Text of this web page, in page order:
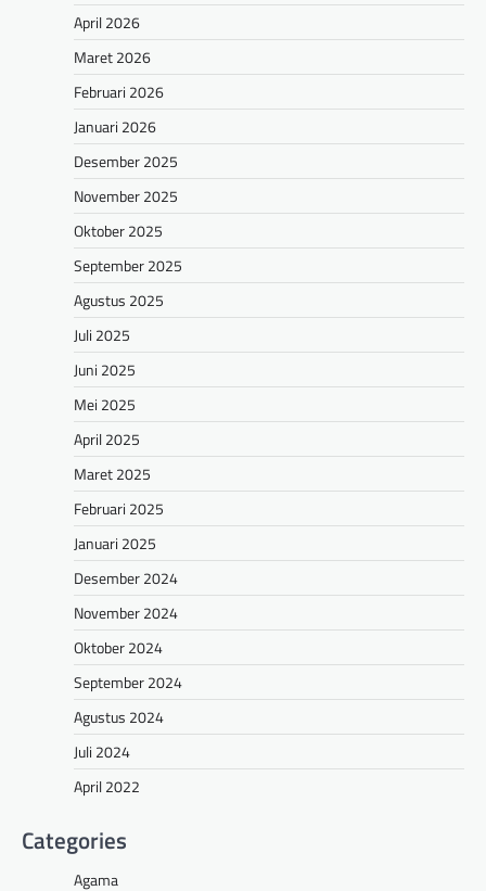
April 2026
Maret 2026
Februari 2026
Januari 2026
Desember 2025
November 2025
Oktober 2025
September 2025
Agustus 2025
Juli 2025
Juni 2025
Mei 2025
April 2025
Maret 2025
Februari 2025
Januari 2025
Desember 2024
November 2024
Oktober 2024
September 2024
Agustus 2024
Juli 2024
April 2022
Categories
Agama